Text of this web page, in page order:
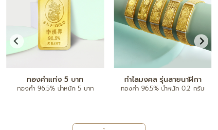
จี้ตัวอักษร A-Z
ทองคำ 96.5% น้ำหนัก ครึ่งสลึง/ 1
กำไลข้อมือ
ทองคำ 80% ฝังเพชรแท้